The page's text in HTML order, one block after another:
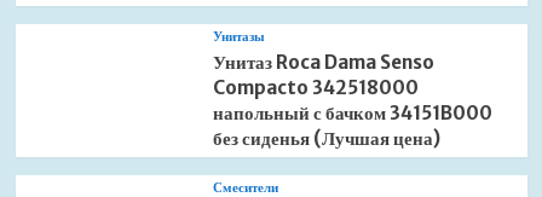
Унитазы
Унитаз Roca Dama Senso
Compacto 342518000
напольный с бачком 34151B000
без сиденья (Лучшая цена)
Смесители